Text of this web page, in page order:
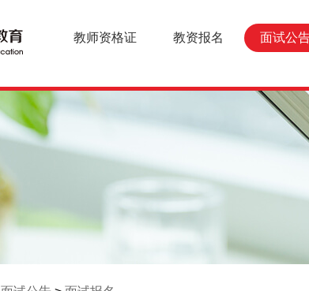
教师资格证 教资报名 面试公